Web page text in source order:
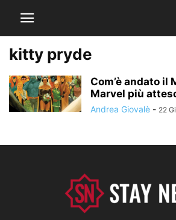
kitty pryde
Com’è andato il
Marvel più
Andrea Giovalè - 22